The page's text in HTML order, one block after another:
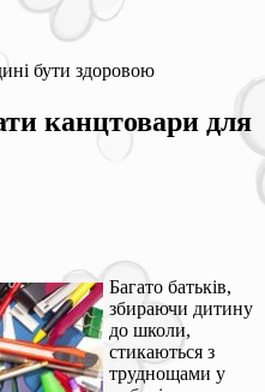
бути здоровою
канцтовари для
Багато батьків,
збираючи дитину
до школи,
стикаються з
труднощами у